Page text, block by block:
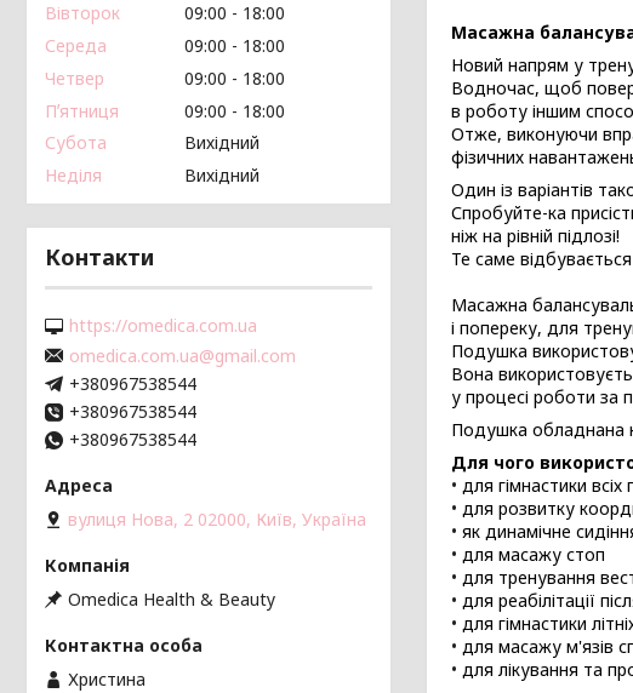
Масажна
Новий напрям у
Водночас, щоб
в роботу іншим
Отже, виконуючи
фізичних
Один із варіантів
Спробуйте-ка
ніж на рівній підлозі!
Те саме
Масажна
і попереку, для
Подушка
Вона
у процесі роботи за
Подушка обладнана
Для чого
• для гімнастики всіх
• для розвитку
• як динамічне
• для масажу стоп
• для тренування
• для реабілітації
• для гімнастики
• для масажу м'язів
• для лікування та
Вівторок
09:00
18:00
Середа
09:00
18:00
Четвер
09:00
18:00
Пʼятниця
09:00
18:00
Субота
Вихідний
Неділя
Вихідний
Контакти
https://omedica.com.ua
omedica.com.ua@gmail.com
+380967538544
+380967538544
+380967538544
вулиця Нова, 2 02000, Київ, Україна
Omedica Health & Beauty
Христина